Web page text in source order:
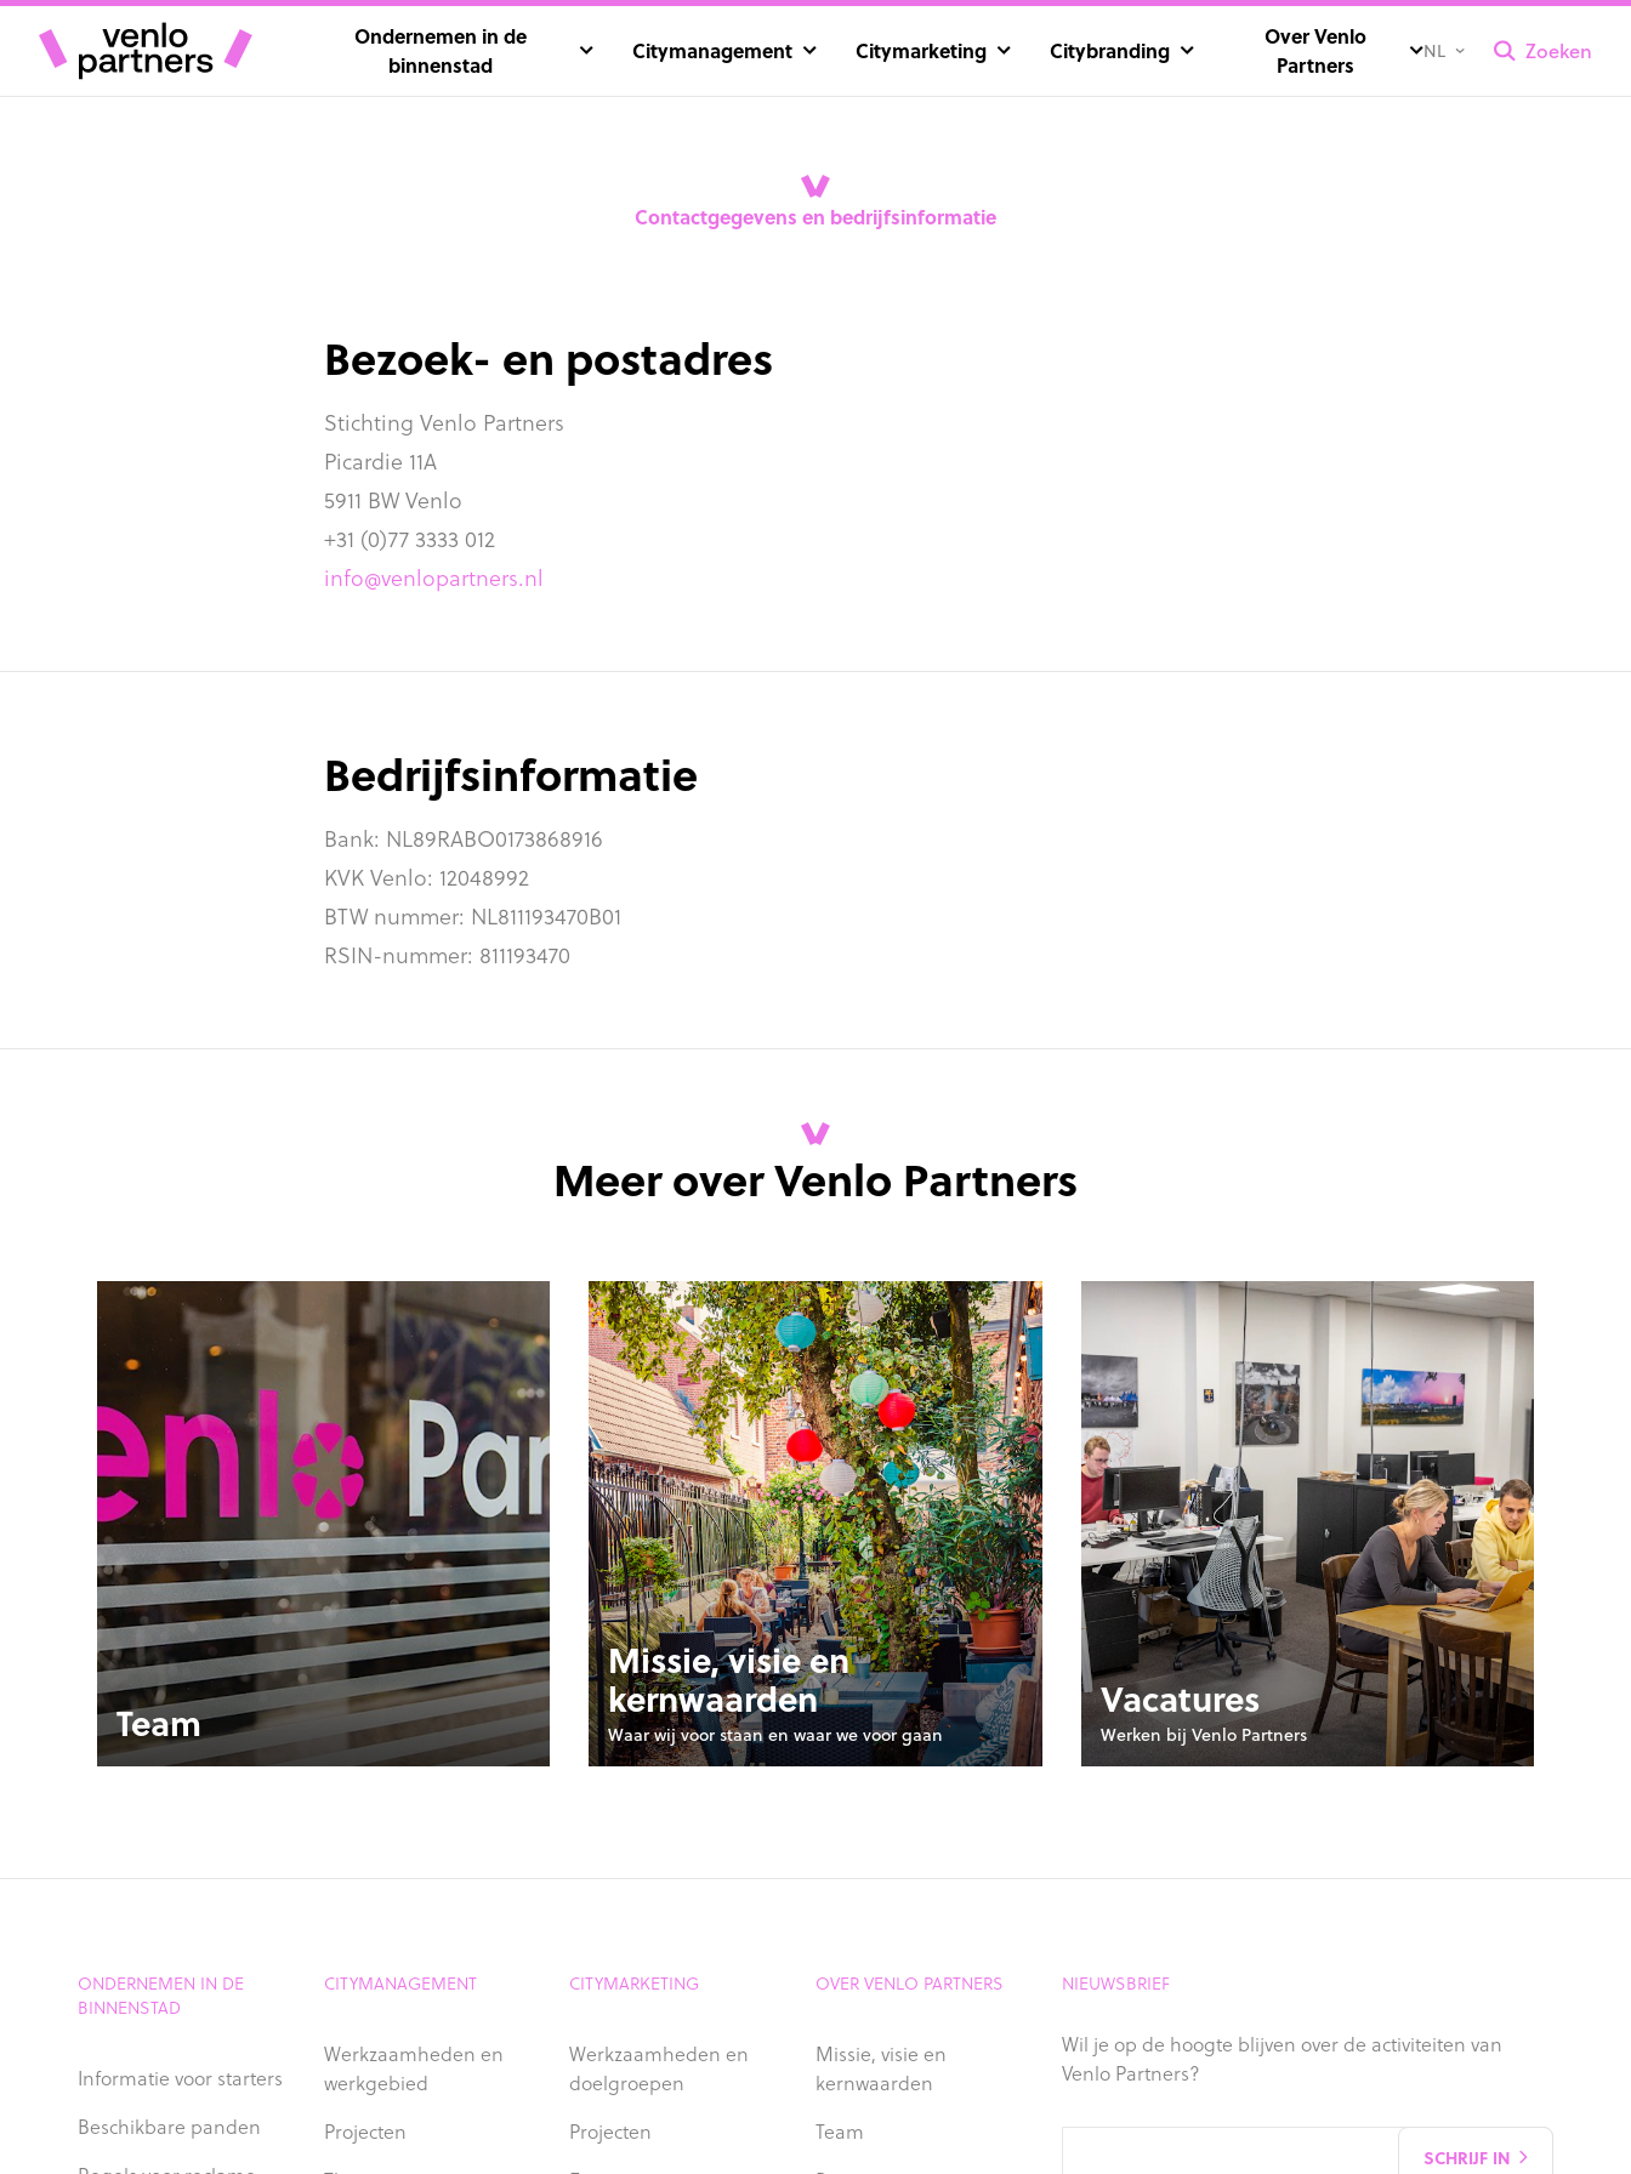
Ondernemen in de
binnenstad
Citymanagement Citymarketing Citybranding
Over Venlo
Partners
NL Zoeken
Contactgegevens en bedrijfsinformatie
Bezoek- en postadres
Stichting Venlo Partners
Picardie 11A
5911 BW Venlo
+31 (0)77 3333 012
info@venlopartners.nl
Bedrijfsinformatie
Bank: NL89RABO0173868916
KVK Venlo: 12048992
BTW nummer: NL811193470B01
RSIN-nummer: 811193470
Meer over Venlo Partners
Team
Missie, visie en
kernwaarden
Waar wij voor staan en waar we voor gaan
Vacatures
Werken bij Venlo Partners
ONDERNEMEN IN DE
BINNENSTAD
Informatie voor starters
Beschikbare panden
CITYMANAGEMENT
Werkzaamheden en
werkgebied
Projecten
CITYMARKETING
Werkzaamheden en
doelgroepen
Projecten
OVER VENLO PARTNERS
Missie, visie en
kernwaarden
Team
NIEUWSBRIEF
Wil je op de hoogte blijven over de activiteiten van
Venlo Partners?
SCHRIJF IN